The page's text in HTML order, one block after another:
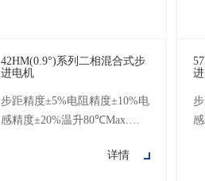
42HM(0.9°)系列二相混合式步
进电机
步距精度±5%电阻精度±10%电
感精度±20%温升80℃Max.环
100MΩMin.500V DC耐压500
详情